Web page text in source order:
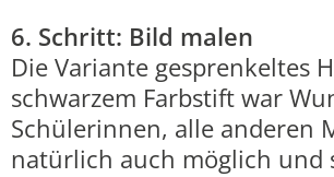
6. Schritt: Bild malen
Die Variante gesprenkeltes
schwarzem Farbstift war
Schülerinnen, alle anderen
natürlich auch möglich und